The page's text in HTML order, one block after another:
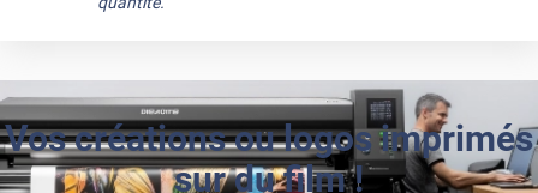
Vos créations ou logos imprimés
sur du film !